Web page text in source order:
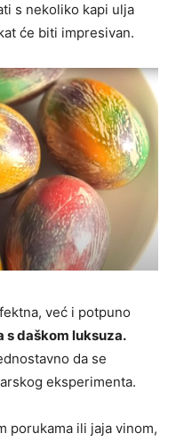
s nekoliko kapi ulja
će biti impresivan.
već i potpuno
s daškom luksuza.
da se
eksperimenta.
porukama ili jaja vinom,